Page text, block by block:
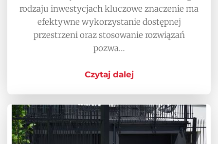
rodzaju inwestycjach kluczowe znaczenie ma
efektywne wykorzystanie dostępnej
przestrzeni oraz stosowanie rozwiązań
pozwa…
Czytaj dalej